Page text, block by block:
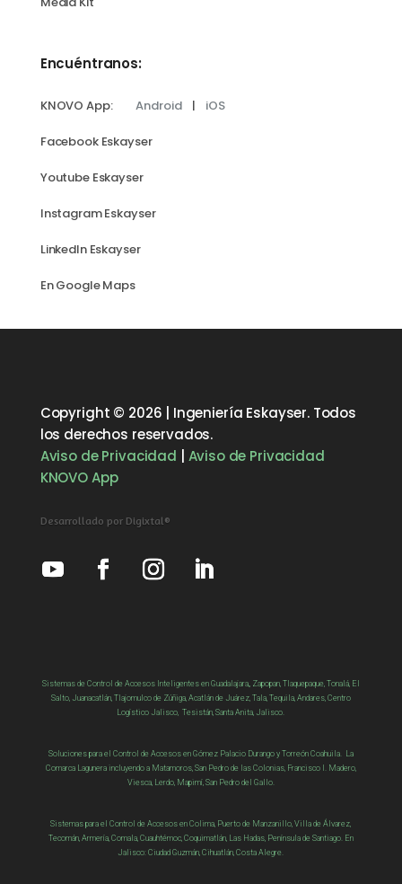
Encuéntranos:
KNOVO App:Android| iOS
Facebook Eskayser
Youtube Eskayser
Instagram Eskayser
LinkedIn Eskayser
En Google Maps
Copyright © 2026 | Ingeniería Eskayser. Todos
los derechos reservados.
Aviso de Privacidad
Aviso de Privacidad
KNOVO App
Desarrollado por Digixtal®
Sistemas de Control de Accesos Inteligentes en Guadalajara,, Zapopan, Tlaquepaque, Tonalá, El
Salto, Juanacatlán, Tlajomulco de Zúñiga, Acatlán de Juárez, Tala, Tequila, Andares, Centro
Logístico Jalisco, Tesistán, Santa Anita, Jalisco.
Soluciones para el Control de Accesos en Gómez Palacio Durango y Torreón Coahuila. La
Comarca Lagunera incluyendo a Matamoros, San Pedro de las Colonias, Francisco I. Madero,
Viesca, Lerdo, Mapimí, San Pedro del Gallo.
Sistemas para el Control de Accesos en Colima, Puerto de Manzanillo, Villa de Álvarez,
Tecomán, Armería, Comala, Cuauhtémoc, Coquimatlán, Las Hadas, Península de Santiago. En
Jalisco: Ciudad Guzmán, Cihuatlán, Costa Alegre.